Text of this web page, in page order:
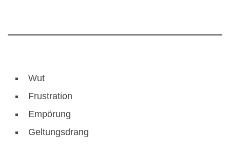
Wut
Frustration
Empörung
Geltungsdrang